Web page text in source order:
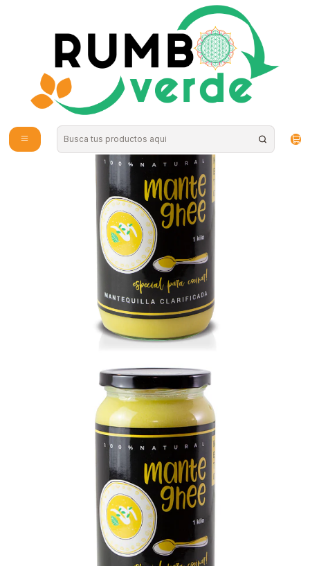
Envío gratis por compras sobre los 59.990 en la provincia de Santiago
ManteGhee - Ghee Libre de lactosa y caseina 1 Kilo